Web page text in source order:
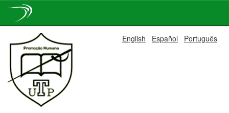
navigation
English Español Português